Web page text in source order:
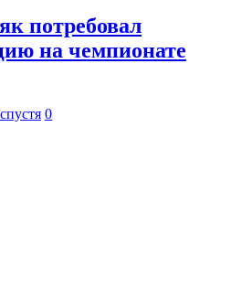
потребовал
на чемпионате
0